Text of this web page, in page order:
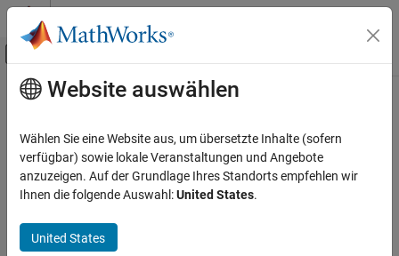
Weiter zum Inhalt
Umschaltung für Off-Canvas-
Startseite der Dokumentation
Antenna Toolbox
Antenna Catalog
Reflector Antennas
convergence
Hauptinhalt
convergence
Calculate and plot convergence of FMM solver
Since R2021b
collapse all in page
Syntax
Website auswählen
Wählen Sie eine Website aus, um übersetzte Inhalte (sofern
verfügbar) sowie lokale Veranstaltungen und Angebote
anzuzeigen. Auf der Grundlage Ihres Standorts empfehlen wir
Ihnen die folgende Auswahl:United States.
United States